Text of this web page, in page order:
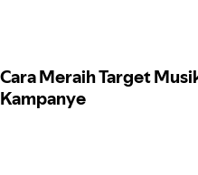
Cara Meraih Target
Kampanye